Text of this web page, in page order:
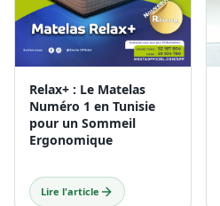
Relax+ : Le Matelas
Numéro 1 en Tunisie
pour un Sommeil
Ergonomique
Lire l'article